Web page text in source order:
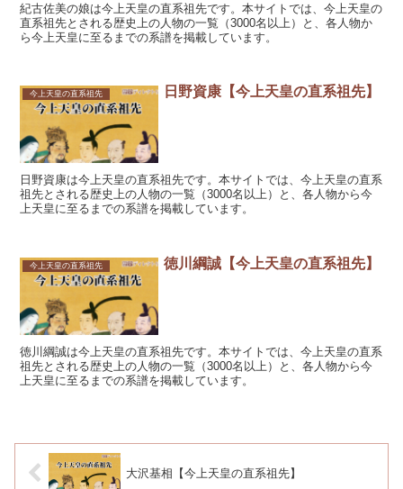
紀古佐美の娘は今上天皇の直系祖先です。本サイトでは、今上天皇の
直系祖先とされる歴史上の人物の一覧（3000名以上）と、各人物か
ら今上天皇に至るまでの系譜を掲載しています。
今上天皇の直系祖先 日野資康【今上天皇の直系祖先】
日野資康は今上天皇の直系祖先です。本サイトでは、今上天皇の直系
祖先とされる歴史上の人物の一覧（3000名以上）と、各人物から今
上天皇に至るまでの系譜を掲載しています。
今上天皇の直系祖先 徳川綱誠【今上天皇の直系祖先】
徳川綱誠は今上天皇の直系祖先です。本サイトでは、今上天皇の直系
祖先とされる歴史上の人物の一覧（3000名以上）と、各人物から今
上天皇に至るまでの系譜を掲載しています。
大沢基相【今上天皇の直系祖先】